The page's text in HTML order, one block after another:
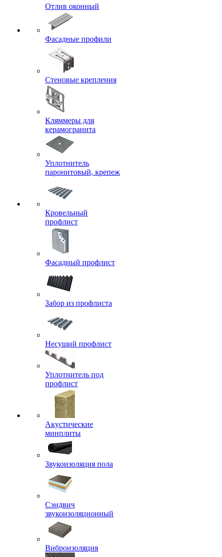
Отлив оконный
Фасадные профили
Стеновые крепления
Кляммеры для
керамогранита
Уплотнитель
паронитовый, крепеж
Кровельный
профлист
Фасадный профлист
Забор из профлиста
Несущий профлист
Уплотнитель под
профлист
Акустические
минплиты
Звукоизоляция пола
Сэндвич
звукоизоляционный
Виброизоляция